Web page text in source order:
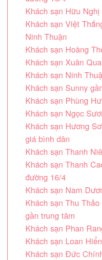
Khách sạn Hữu Nghị
Khách sạn Việt
Ninh Thuận
Khách sạn Hoàng
Khách sạn Xuân
Khách sạn Ninh
Khách sạn Sunny
Khách sạn Phùng
Khách sạn Ngọc
Khách sạn Hương
giá bình dân
Khách sạn Thanh
Khách sạn Thanh
đường 16/4
Khách sạn Nam
Khách sạn Thu
gần trung tâm
Khách sạn Phan
Khách sạn Loan Hiển
Khách sạn Đức